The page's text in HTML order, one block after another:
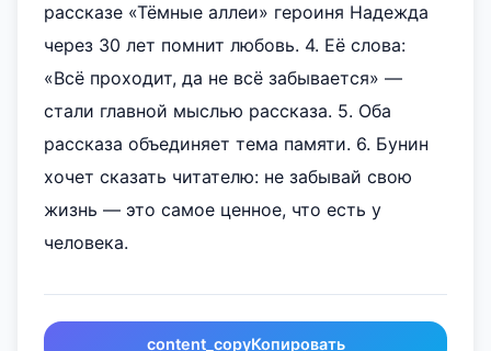
рассказе «Тёмные аллеи» героиня Надежда
через 30 лет помнит любовь. 4. Её слова:
«Всё проходит, да не всё забывается» —
стали главной мыслью рассказа. 5. Оба
рассказа объединяет тема памяти. 6. Бунин
хочет сказать читателю: не забывай свою
жизнь — это самое ценное, что есть у
человека.
content_copyКопировать